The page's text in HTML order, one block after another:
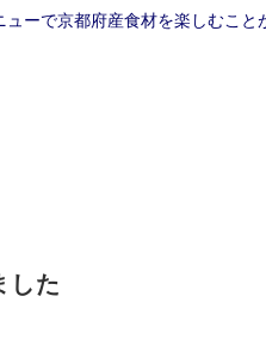
ーで京都府産食材を楽しむこと
した